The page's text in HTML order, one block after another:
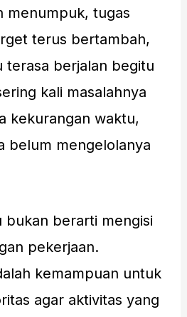
menumpuk, tugas
terus bertambah,
terasa berjalan begitu
kali masalahnya
kekurangan waktu,
belum mengelolanya
bukan berarti mengisi
pekerjaan.
kemampuan untuk
agar aktivitas yang